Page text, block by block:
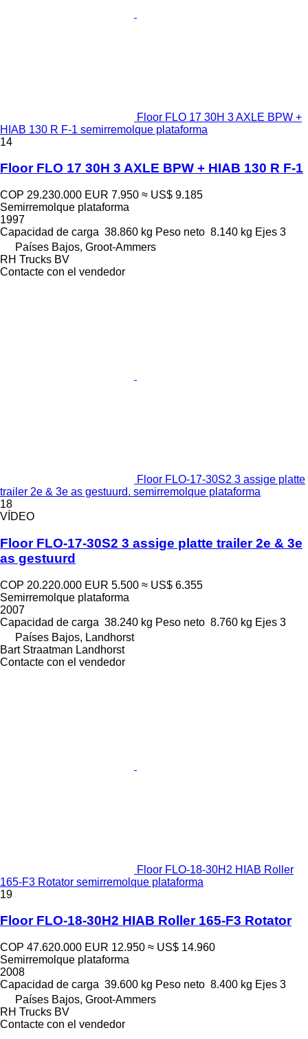
Floor FLO 17 30H 3 AXLE BPW +
HIAB 130 R F-1 semirremolque plataforma
14
Floor FLO 17 30H 3 AXLE BPW + HIAB 130 R F-1
COP 29.230.000 EUR 7.950 ≈ US$ 9.185
Semirremolque plataforma
1997
Capacidad de carga 38.860 kg Peso neto 8.140 kg Ejes 3
Países Bajos, Groot-Ammers
RH Trucks BV
Contacte con el vendedor
Floor FLO-17-30S2 3 assige platte
trailer 2e & 3e as gestuurd. semirremolque plataforma
18
VÍDEO
Floor FLO-17-30S2 3 assige platte trailer 2e & 3e
as gestuurd
COP 20.220.000 EUR 5.500 ≈ US$ 6.355
Semirremolque plataforma
2007
Capacidad de carga 38.240 kg Peso neto 8.760 kg Ejes 3
Países Bajos, Landhorst
Bart Straatman Landhorst
Contacte con el vendedor
Floor FLO-18-30H2 HIAB Roller
165-F3 Rotator semirremolque plataforma
19
Floor FLO-18-30H2 HIAB Roller 165-F3 Rotator
COP 47.620.000 EUR 12.950 ≈ US$ 14.960
Semirremolque plataforma
2008
Capacidad de carga 39.600 kg Peso neto 8.400 kg Ejes 3
Países Bajos, Groot-Ammers
RH Trucks BV
Contacte con el vendedor